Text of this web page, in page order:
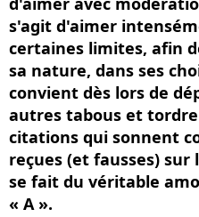
s'agit d'aimer
certaines limites, afin
sa nature, dans ses
convient dès lors de
autres tabous et
citations qui sonnent
reçues (et fausses)
se fait du véritable
« A ».